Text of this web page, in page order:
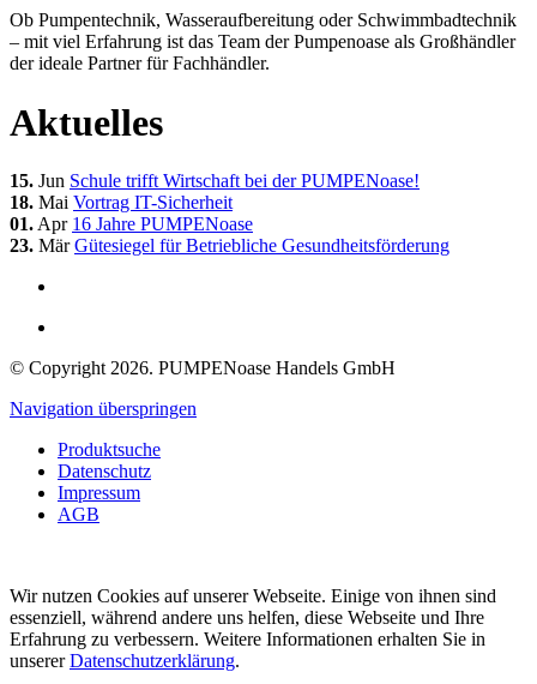
Ob Pumpentechnik, Wasseraufbereitung oder Schwimmbadtechnik
– mit viel Erfahrung ist das Team der Pumpenoase als Großhändler
der ideale Partner für Fachhändler.
Aktuelles
15. Jun Schule trifft Wirtschaft bei der PUMPENoase!
18. Mai Vortrag IT-Sicherheit
01. Apr 16 Jahre PUMPENoase
23. MärGütesiegel für Betriebliche Gesundheitsförderung
© Copyright 2026. PUMPENoase Handels GmbH
Navigation überspringen
Produktsuche
Datenschutz
Impressum
AGB
Wir nutzen Cookies auf unserer Webseite. Einige von ihnen sind
essenziell, während andere uns helfen, diese Webseite und Ihre
Erfahrung zu verbessern. Weitere Informationen erhalten Sie in
unsererDatenschutzerklärung.